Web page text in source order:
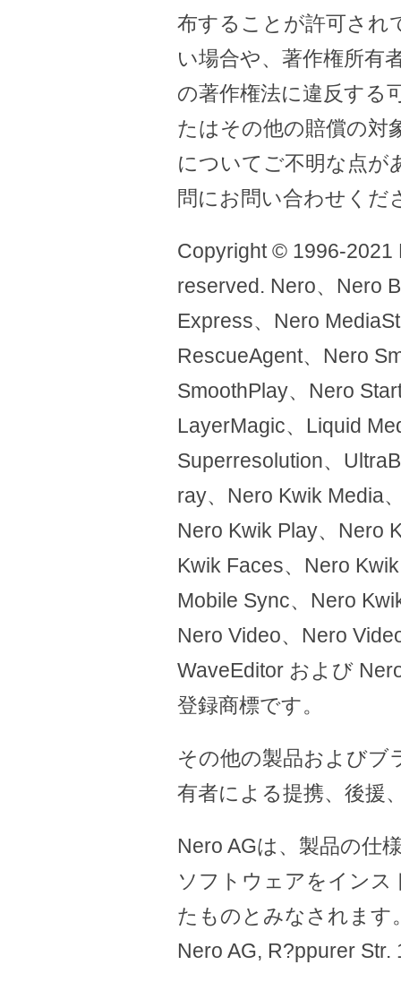
布することが許可され
い場合や、著作権所有
の著作権法に違反する
たはその他の賠償の対
についてご不明な点が
問にお問い合わせくだ
Copyright © 1996-2021
reserved. Nero、Nero
Express、Nero
RescueAgent、Nero
SmoothPlay、Nero
LayerMagic、Liquid
Superresolution、
ray、Nero Kwik Media
Nero Kwik Play、Nero
Kwik Faces、Nero
Mobile Sync、Nero
Nero Video、Nero
WaveEditor および
登録商標です。
その他の製品およびブ
有者による提携、後援
Nero AGは、製品の仕
ソフトウェアをインス
たものとみなされます
Nero AG, R?ppurer